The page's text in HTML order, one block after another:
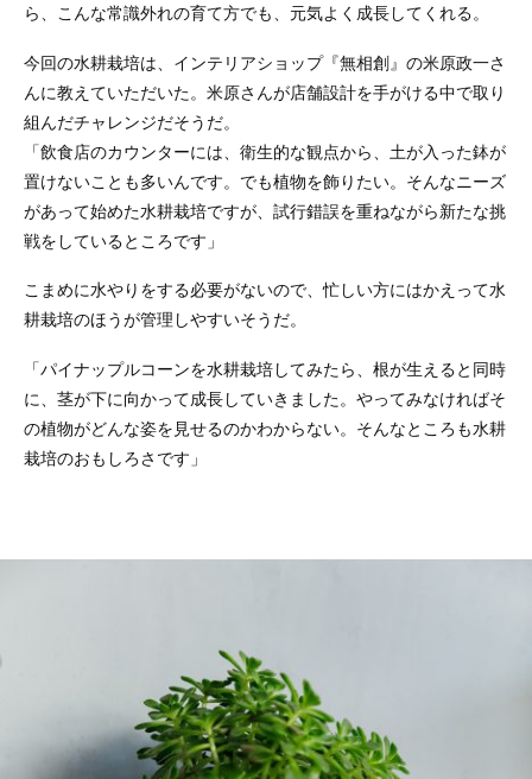
ら、こんな常識外れの育て方でも、元気よく成長してくれる。
今回の水耕栽培は、インテリアショップ『無相創』の米原政一さ
んに教えていただいた。米原さんが店舗設計を手がける中で取り
組んだチャレンジだそうだ。
「飲食店のカウンターには、衛生的な観点から、土が入った鉢が
置けないことも多いんです。でも植物を飾りたい。そんなニーズ
があって始めた水耕栽培ですが、試行錯誤を重ねながら新たな挑
戦をしているところです」
こまめに水やりをする必要がないので、忙しい方にはかえって水
耕栽培のほうが管理しやすいそうだ。
「パイナップルコーンを水耕栽培してみたら、根が生えると同時
に、茎が下に向かって成長していきました。やってみなければそ
の植物がどんな姿を見せるのかわからない。そんなところも水耕
栽培のおもしろさです」